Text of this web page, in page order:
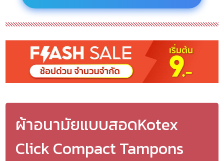
ผ้าอนามัยแบบสอดKotex
Click Compact Tampons